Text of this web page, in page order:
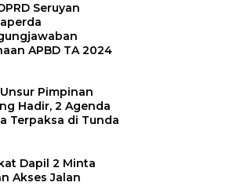
Seruyan
APBD TA 2024
Pimpinan
Hadir, 2 Agenda
Terpaksa di Tunda
Dapil 2 Minta
Akses Jalan